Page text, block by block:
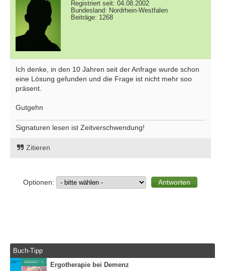
Registriert seit: 04.08.2002
Bundesland: Nordrhein-Westfalen
Beiträge: 1268
Ich denke, in den 10 Jahren seit der Anfrage wurde schon
eine Lösung gefunden und die Frage ist nicht mehr soo
präsent.
Gutgehn
Signaturen lesen ist Zeitverschwendung!
Zitieren
Optionen:
Buch-Tipp
Ergotherapie bei Demenz